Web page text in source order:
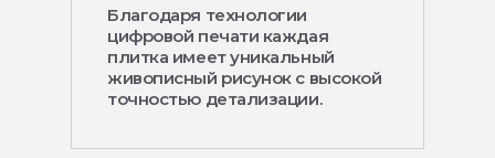
Благодаря технологии
цифровой печати каждая
плитка имеет уникальный
живописный рисунок с высокой
точностью детализации.